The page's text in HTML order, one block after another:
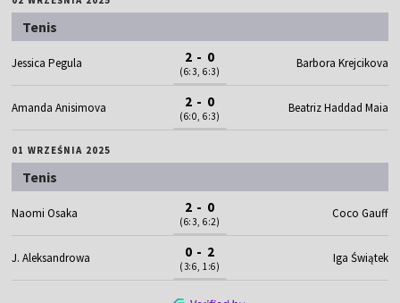
Tenis
Jessica Pegula 2 - 0
(6:3, 6:3)
Barbora Krejcikova
Amanda Anisimova 2 - 0
(6:0, 6:3)
Beatriz Haddad Maia
01 WRZEŚNIA 2025
Tenis
Naomi Osaka 2 - 0
(6:3, 6:2)
Coco Gauff
J. Aleksandrowa 0 - 2
(3:6, 1:6)
Iga Świątek